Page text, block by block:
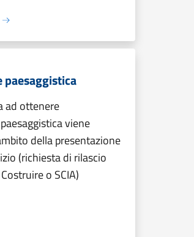
ad ottenere
viene
della presentazione
(richiesta di rilascio
o SCIA)